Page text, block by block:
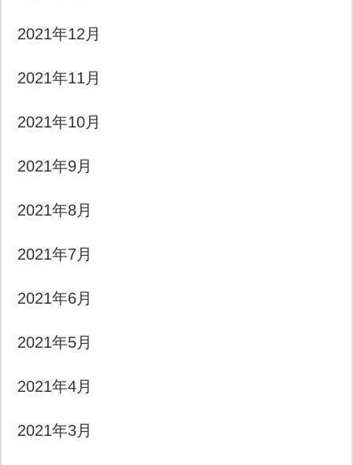
2021年12月
2021年11月
2021年10月
2021年9月
2021年8月
2021年7月
2021年6月
2021年5月
2021年4月
2021年3月